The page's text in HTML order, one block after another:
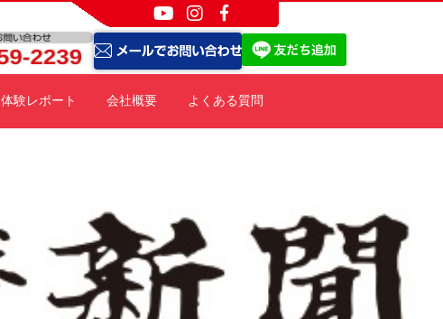
体験レポート 会社概要 よくある質問